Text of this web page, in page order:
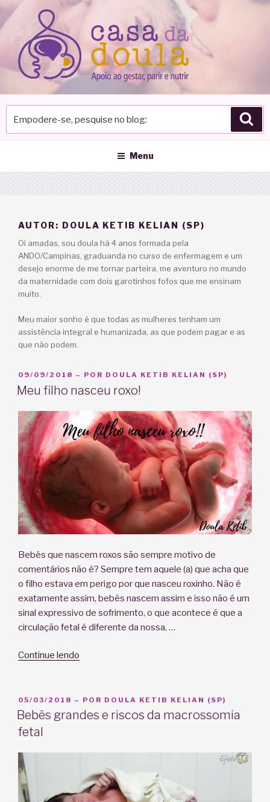
Pular
para
conteúdo
pesquise
blog
Menu
AUTOR: DOULA KETIB KELIAN (SP)
Oi amadas, sou doula há 4 anos formada pela
ANDO/Campinas, graduanda no curso de enfermagem e um
desejo enorme de me tornar parteira, me aventuro no mundo
da maternidade com dois garotinhos fofos que me ensinam
muito.
Meu maior sonho é que todas as mulheres tenham um
assistência integral e humanizada, as que podem pagar e as
que não podem.
PUBLICADO
EM
09/09/2018 – POR DOULA KETIB KELIAN (SP)
Meu filho nasceu roxo!
Bebês que nascem roxos são sempre motivo de
comentários não é? Sempre tem aquele (a) que acha que
o filho estava em perigo por que nasceu roxinho. Não é
exatamente assim, bebês nascem assim e isso não é um
sinal expressivo de sofrimento, o que acontece é que a
circulação fetal é diferente da nossa, …
Continue lendo
roxo!”
PUBLICADO
EM
05/03/2018 – POR DOULA KETIB KELIAN (SP)
Bebês grandes e riscos da macrossomia
fetal